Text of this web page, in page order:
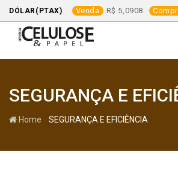
DÓLAR(PTAX) Venda 5,0908
content
SEGURANÇA E
Home -SEGURANÇA E EFICIÊNCIA